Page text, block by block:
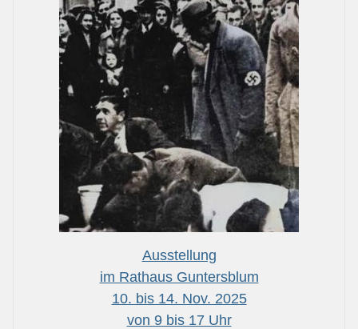
Ausstellung
im Rathaus Guntersblum
10. bis 14. Nov. 2025
von 9 bis 17 Uhr